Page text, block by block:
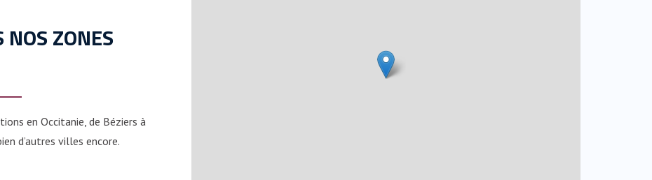
NOS ZONES
en Occitanie, de Béziers à
d’autres villes encore.